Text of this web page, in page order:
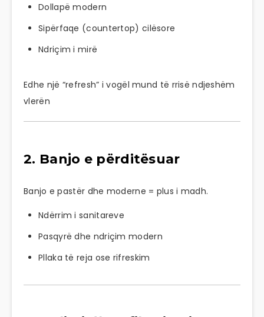
Dollapë modern
Sipërfaqe (countertop) cilësore
Ndriçim i mirë
Edhe një “refresh” i vogël mund të rrisë ndjeshëm
vlerën
2. Banjo e përditësuar
Banjo e pastër dhe moderne = plus i madh.
Ndërrim i sanitareve
Pasqyrë dhe ndriçim modern
Pllaka të reja ose rifreskim